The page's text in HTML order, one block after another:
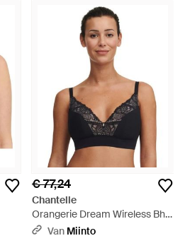
€ 77,24
Chantelle
Orangerie Dream Wireless Bh -
Blauw
Van Miinto